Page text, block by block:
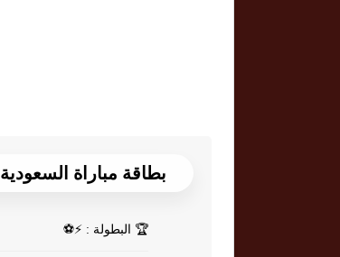
بطاقة مباراة السعودية Vs اسبانيا
🏆 البطولة : ⚡⚽